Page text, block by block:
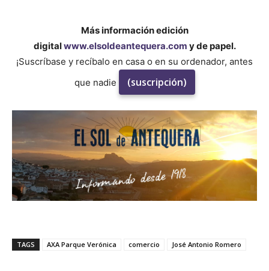
Más información edición
digitalwww.elsoldeantequera.com y de papel.
¡Suscríbase y recíbalo en casa o en su ordenador, antes
que nadie
(suscripción)
TAGS AXA Parque Verónica comercio José Antonio Romero